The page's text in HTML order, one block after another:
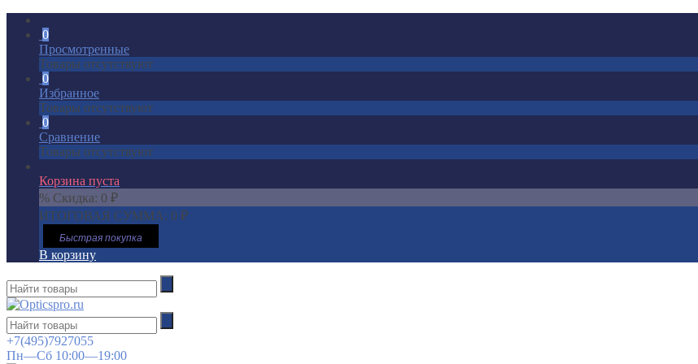
0
Просмотренные
Товары отсутствуют
0
Избранное
Товары отсутствуют
0
Сравнение
Товары отсутствуют
Корзина пуста
% Скидка: 0 ₽
ИТОГОВАЯ СУММА: 0 ₽
Быстрая покупка
В корзину
+7(495)7927055
Пн—Сб 10:00—19:00